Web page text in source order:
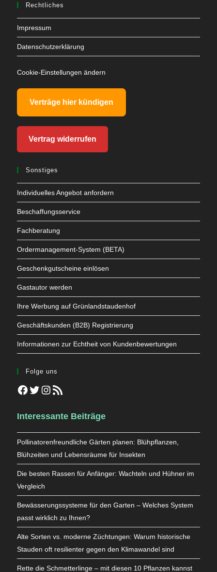
Rechtliches
Impressum
Datenschutzerklärung
Cookie-Einstellungen ändern
Verträge hier kündigen
Vertrag widerrufen
Sonstiges
Individuelles Angebot anfordern
Beschaffungsservice
Fachberatung
Ordermanagement-System (BETA)
Geschenkgutscheine einlösen
Gastautor werden
Ihre Werbung auf Grünlandstaudenhof
Geschäftskunden (B2B) Registrierung
Informationen zur Echtheit von Kundenbewertungen
Folge uns
Facebook
TwitterInstagram
RSS-Feed
Interessante Beiträge
Pollinatorenfreundliche Gärten planen: Blühpflanzen,
Blühzeiten und Lebensräume für Insekten
Die besten Rassen für Anfänger: Wachteln und Hühner im
Vergleich
Bewässerungssysteme für den Garten – Welches System
passt wirklich zu Ihnen?
Alte Sorten vs. moderne Züchtungen: Warum historische
Stauden oft resilienter gegen den Klimawandel sind
Rette die Schmetterlinge – mit diesen 10 Pflanzen kannst